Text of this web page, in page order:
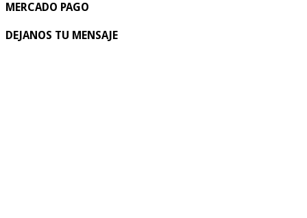
MERCADO PAGO
DEJANOS TU MENSAJE